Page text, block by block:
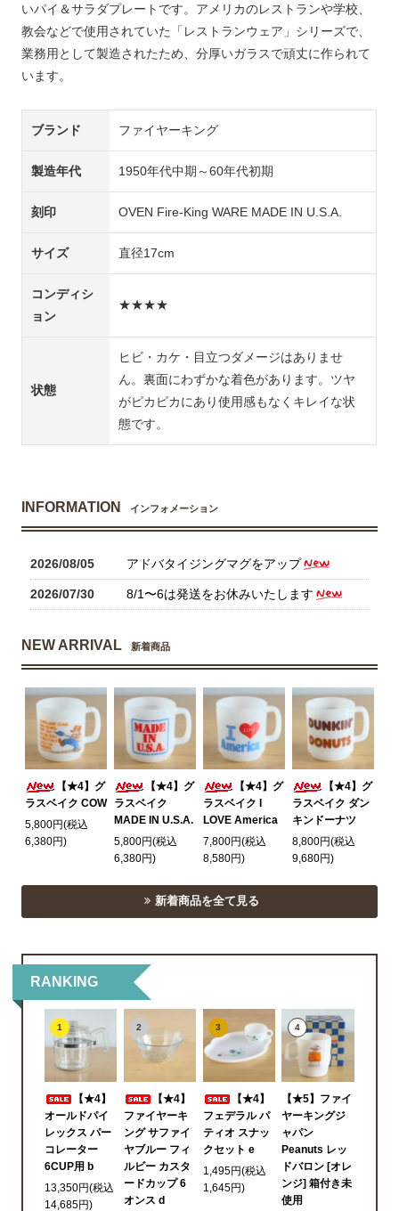
いパイ＆サラダプレートです。アメリカのレストランや学校、
教会などで使用されていた「レストランウェア」シリーズで、
業務用として製造されたため、分厚いガラスで頑丈に作られて
います。
ブランド ファイヤーキング
製造年代 1950年代中期～60年代初期
刻印 OVEN Fire-King WARE MADE IN U.S.A.
サイズ 直径17cm
コンディシ
ョン
★★★★
状態
ヒビ・カケ・目立つダメージはありませ
ん。裏面にわずかな着色があります。ツヤ
がピカピカにあり使用感もなくキレイな状
態です。
INFORMATION インフォメーション
2026/08/05 アドバタイジングマグをアップ
2026/07/30 8/1〜6は発送をお休みいたします
NEW ARRIVAL 新着商品
【★4】グ
ラスベイク COW
5,800円(税込
6,380円)
【★4】グ
ラスベイク
MADE IN U.S.A.
5,800円(税込
6,380円)
【★4】グ
ラスベイク I
LOVE America
7,800円(税込
8,580円)
【★4】グ
ラスベイク ダン
キンドーナツ
8,800円(税込
9,680円)
新着商品を全て見る
RANKING
1
【★4】
オールドパイ
レックス パー
コレーター
6CUP用 b
13,350円(税込
14,685円)
2
【★4】
ファイヤーキ
ング サファイ
ヤブルー フィ
ルビー カスタ
ードカップ 6
オンス d
3
【★4】
フェデラル パ
ティオ スナッ
クセット e
1,495円(税込
1,645円)
4
【★5】ファイ
ヤーキングジ
ャパン
Peanuts レッ
ドバロン [オレ
ンジ] 箱付き未
使用